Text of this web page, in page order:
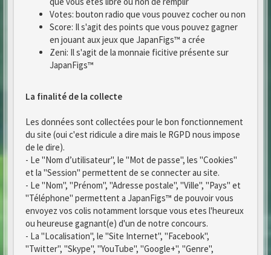
Votes: bouton radio que vous pouvez cocher ou non
Score: Il s'agit des points que vous pouvez gagner
en jouant aux jeux que JapanFigs™ a crée
Zeni: Il s'agit de la monnaie ficitive présente sur
JapanFigs™
La finalité de la collecte
Les données sont collectées pour le bon fonctionnement
du site (oui c'est ridicule a dire mais le RGPD nous impose
de le dire).
- Le "Nom d’utilisateur", le "Mot de passe", les "Cookies"
et la "Session" permettent de se connecter au site.
- Le "Nom", "Prénom", "Adresse postale", "Ville", "Pays" et
"Téléphone" permettent a JapanFigs™ de pouvoir vous
envoyez vos colis notamment lorsque vous etes l'heureux
ou heureuse gagnant(e) d'un de notre concours.
- La "Localisation", le "Site Internet", "Facebook",
"Twitter", "Skype", "YouTube", "Google+", "Genre",